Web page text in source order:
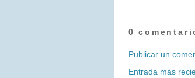
0
Publicar un
Entrada más